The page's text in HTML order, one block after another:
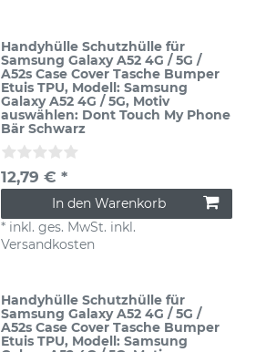
Handyhülle Schutzhülle für
Samsung Galaxy A52 4G / 5G /
A52s Case Cover Tasche Bumper
Etuis TPU, Modell: Samsung
Galaxy A52 4G / 5G, Motiv
auswählen: Dont Touch My Phone
Bär Schwarz
12,79 € *
In den Warenkorb
* inkl. ges. MwSt. inkl.
Versandkosten
Handyhülle Schutzhülle für
Samsung Galaxy A52 4G / 5G /
A52s Case Cover Tasche Bumper
Etuis TPU, Modell: Samsung